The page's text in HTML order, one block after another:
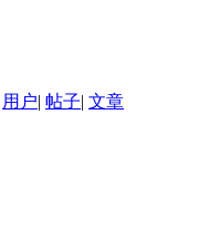
用户| 帖子| 文章